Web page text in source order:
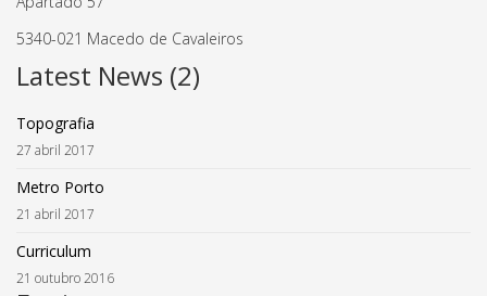
5340-021 Macedo de Cavaleiros
Latest News (2)
Topografia
27 abril 2017
Metro Porto
21 abril 2017
Curriculum
21 outubro 2016